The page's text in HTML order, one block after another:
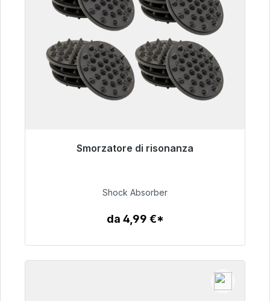
Smorzatore di risonanza
Pronto per la spedizione immediata, tempo di
54,99 €
Shock Absorber
da 4,99 €*